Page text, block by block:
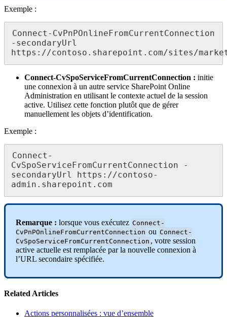
Exemple :
Connect-CvPnPOnlineFromCurrentConnection
-secondaryUrl
https://contoso.sharepoint.com/sites/
Connect-CvSpoServiceFromCurrentConnection : initie
une connexion à un autre service SharePoint Online
Administration en utilisant le contexte actuel de la session
active. Utilisez cette fonction plutôt que de gérer
manuellement les objets d’identification.
Exemple :
Connect-
CvSpoServiceFromCurrentConnection -
secondaryUrl https://contoso-
admin.sharepoint.com
Remarque : lorsque vous exécutez Connect-
CvPnPOnlineFromCurrentConnection ou Connect-
CvSpoServiceFromCurrentConnection , votre session
active actuelle est remplacée par la nouvelle connexion à
l’URL secondaire spécifiée.
Related Articles
Actions personnalisées : vue d’ensemble